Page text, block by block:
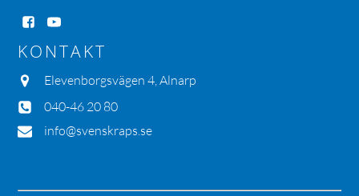
KONTAKT
Elevenborgsvägen 4, Alnarp
040-46 20 80
info@svenskraps.se